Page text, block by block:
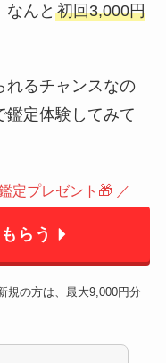
なんと 初回3,000円
れるチャンスなの
鑑定体験してみて
定プレゼント🎁 ／
らう
規の方は、最大9,000円分